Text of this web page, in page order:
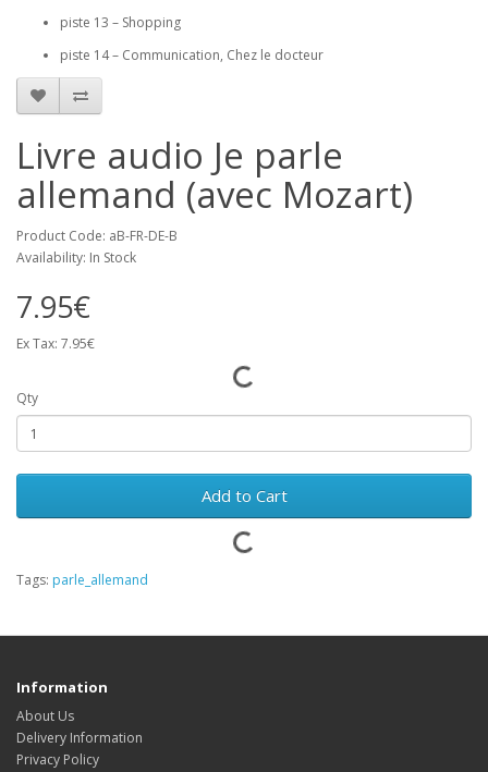
piste 13 – Shopping
piste 14 – Communication, Chez le docteur
Livre audio Je parle
allemand (avec Mozart)
Product Code: aB-FR-DE-B
Availability: In Stock
7.95€
Ex Tax: 7.95€
Qty
Add to Cart
Tags: parle_allemand
Information
About Us
Delivery Information
Privacy Policy